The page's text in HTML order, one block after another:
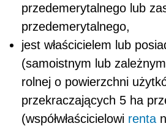
przedemerytalnego lub
przedemerytalnego,
jest właścicielem lub
(samoistnym lub
rolnej o powierzchni
przekraczających 5 ha
(współwłaścicielowi renta